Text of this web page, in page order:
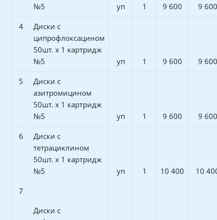
№5
уп 1 9 600 9 600
4
Диски с
ципрофлоксацином
50шт. х 1 картридж
№5
уп 1 9 600 9 600
5
Диски с
азитромицином
50шт. х 1 картридж
№5
уп 1 9 600 9 600
6
Диски с
тетрациклином
50шт. х 1 картридж
№5
уп 1 10 400 10
7
Диски с